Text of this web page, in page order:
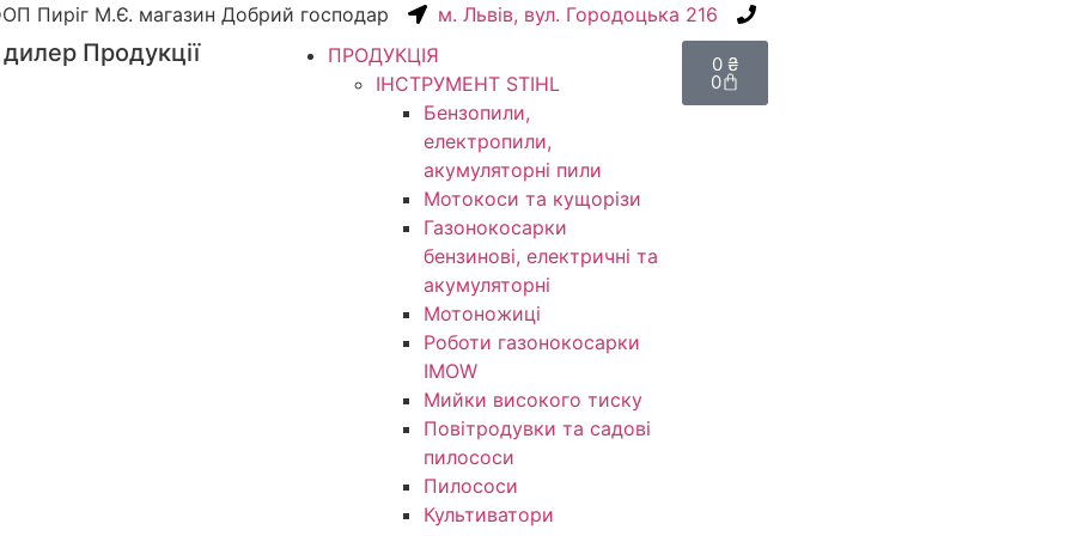
Пиріг М.Є. магазин Добрий господар м. Львів, вул. Городоцька 216
Продукції
ПРОДУКЦІЯ
ІНСТРУМЕНТ STIHL
Бензопили,
електропили,
акумуляторні пили
Мотокоси та кущорізи
Газонокосарки
бензинові, електричні та
акумуляторні
Мотоножиці
Роботи газонокосарки
IMOW
Мийки високого тиску
Повітродувки та садові
пилососи
Пилососи
Культиватори
0 ₴
0